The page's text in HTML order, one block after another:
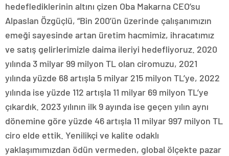
hedeflediklerinin altını çizen Oba Makarna CEO’su
Alpaslan Özgüçlü, “Bin 200’ün üzerinde çalışanımızın
emeği sayesinde artan üretim hacmimiz, ihracatımız
ve satış gelirlerimizle daima ileriyi hedefliyoruz. 2020
yılında 3 milyar 99 milyon TL olan ciromuzu, 2021
yılında yüzde 68 artışla 5 milyar 215 milyon TL’ye, 2022
yılında ise yüzde 112 artışla 11 milyar 69 milyon TL’ye
çıkardık. 2023 yılının ilk 9 ayında ise geçen yılın aynı
dönemine göre yüzde 46 artışla 11 milyar 997 milyon TL
ciro elde ettik. Yenilikçi ve kalite odaklı
yaklaşımımızdan ödün vermeden, global ölçekte pazar